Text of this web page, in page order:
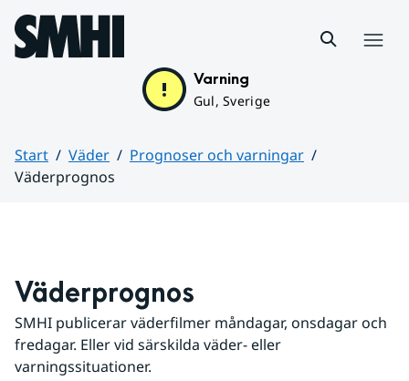
Hoppa till sidans innehåll
Varning
Gul, Sverige
Start Väder
Prognoser och varningar
Väderprognos
Väderprognos
SMHI publicerar väderfilmer måndagar, onsdagar och
fredagar. Eller vid särskilda väder- eller
varningssituationer.